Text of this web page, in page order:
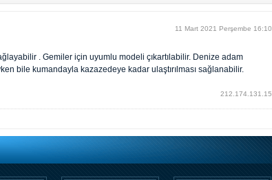
11 Mart 2021 Perşembe 16:10
. Gemiler için uyumlu modeli çıkartılabilir. Denize adam
bile kumandayla kazazedeye kadar ulaştırılması sağlanabilir.
212.174.131.15